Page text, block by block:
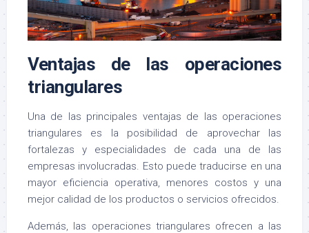
Ventajas de las operaciones
triangulares
Una de las principales ventajas de las operaciones
triangulares es la posibilidad de aprovechar las
fortalezas y especialidades de cada una de las
empresas involucradas. Esto puede traducirse en una
mayor eficiencia operativa, menores costos y una
mejor calidad de los productos o servicios ofrecidos.
Además, las operaciones triangulares ofrecen a las